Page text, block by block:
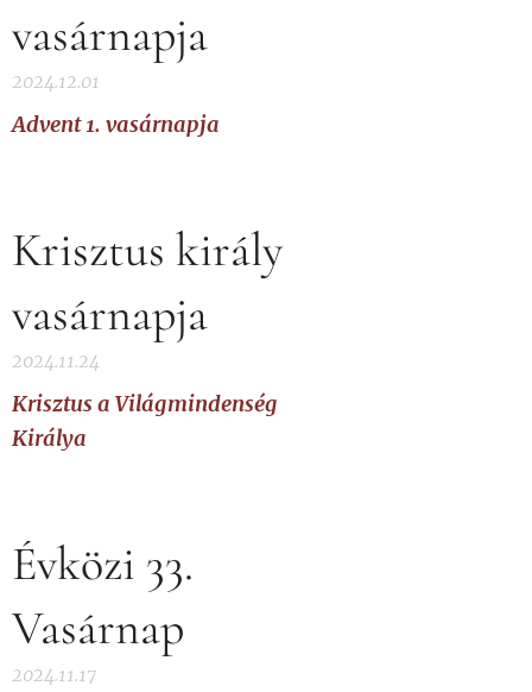
vasárnapja
2024.12.01
Advent 1. vasárnapja
Krisztus király
vasárnapja
2024.11.24
Krisztus a Világmindenség
Királya
Évközi 33.
Vasárnap
2024.11.17